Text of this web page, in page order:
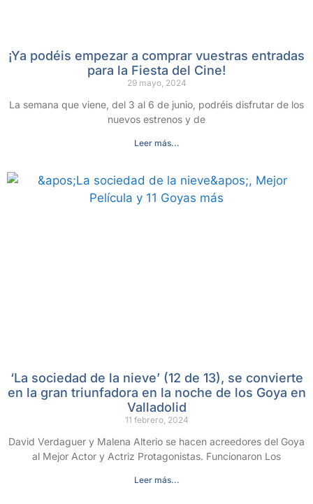
¡Ya podéis empezar a comprar vuestras entradas
para la Fiesta del Cine!
29 mayo, 2024
La semana que viene, del 3 al 6 de junio, podréis disfrutar de los
nuevos estrenos y de
Leer más...
‘La sociedad de la nieve’ (12 de 13), se convierte
en la gran triunfadora en la noche de los Goya en
Valladolid
11 febrero, 2024
David Verdaguer y Malena Alterio se hacen acreedores del Goya
al Mejor Actor y Actriz Protagonistas. Funcionaron Los
Leer más...